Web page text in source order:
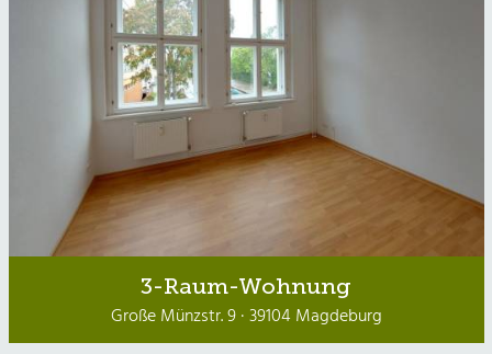
3-Raum-Wohnung
Große Münzstr. 9 · 39104 Magdeburg